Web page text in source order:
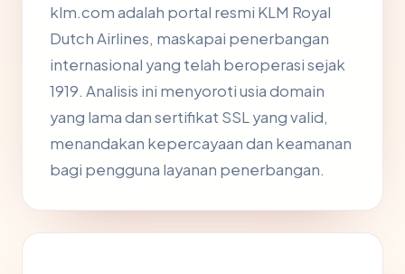
klm.com adalah portal resmi KLM Royal
Dutch Airlines, maskapai penerbangan
internasional yang telah beroperasi sejak
1919. Analisis ini menyoroti usia domain
yang lama dan sertifikat SSL yang valid,
menandakan kepercayaan dan keamanan
bagi pengguna layanan penerbangan.